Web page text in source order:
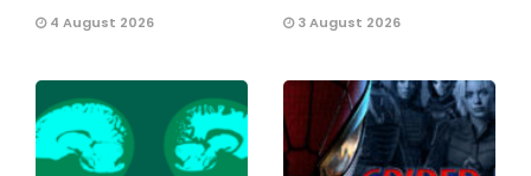
4 August 2026 3 August 2026